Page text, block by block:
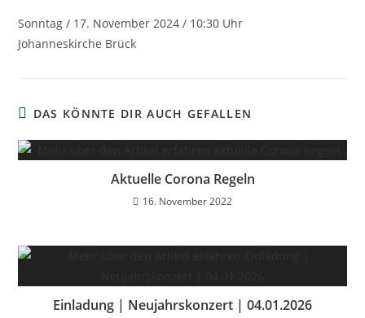
Sonntag / 17. November 2024 / 10:30 Uhr
Johanneskirche Brück
DAS KÖNNTE DIR AUCH GEFALLEN
Aktuelle Corona Regeln
16. November 2022
Einladung | Neujahrskonzert | 04.01.2026